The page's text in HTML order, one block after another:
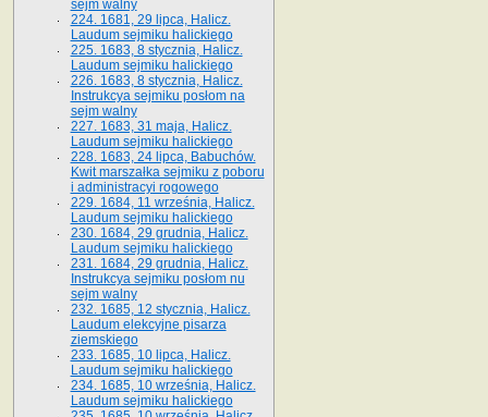
sejm walny
224. 1681, 29 lipca, Halicz.
Laudum sejmiku halickiego
225. 1683, 8 stycznia, Halicz.
Laudum sejmiku halickiego
226. 1683, 8 stycznia, Halicz.
Instrukcya sejmiku posłom na
sejm walny
227. 1683, 31 maja, Halicz.
Laudum sejmiku halickiego
228. 1683, 24 lipca, Babuchów.
Kwit marszałka sejmiku z poboru
i administracyi rogowego
229. 1684, 11 września, Halicz.
Laudum sejmiku halickiego
230. 1684, 29 grudnia, Halicz.
Laudum sejmiku halickiego
231. 1684, 29 grudnia, Halicz.
Instrukcya sejmiku posłom nu
sejm walny
232. 1685, 12 stycznia, Halicz.
Laudum elekcyjne pisarza
ziemskiego
233. 1685, 10 lipca, Halicz.
Laudum sejmiku halickiego
234. 1685, 10 września, Halicz.
Laudum sejmiku halickiego